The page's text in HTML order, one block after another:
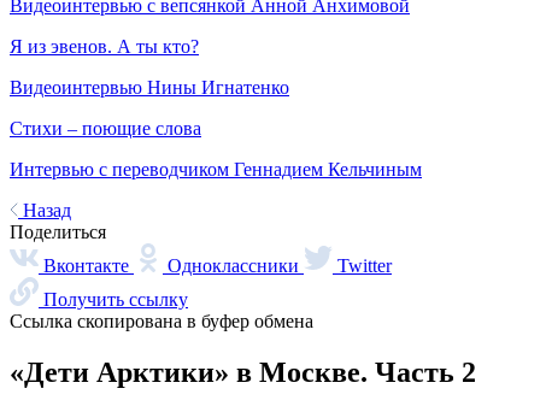
Видеоинтервью с вепсянкой Анной Анхимовой
Я из эвенов. А ты кто?
Видеоинтервью Нины Игнатенко
Стихи – поющие слова
Интервью с переводчиком Геннадием Кельчиным
Назад
Поделиться
Вконтакте
Одноклассники
Twitter
Получить ссылку
Ссылка скопирована в буфер обмена
«Дети Арктики» в Москве. Часть 2